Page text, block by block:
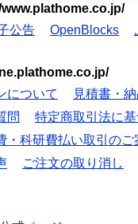
公告 OpenBlocks
について
見積書・
問
特定商取引法に
・科研費払い取引のご
ご注文の取り消し